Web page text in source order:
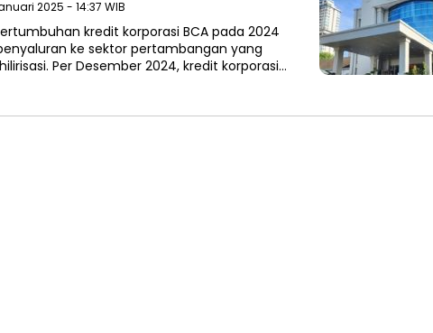
2025 - 14:37 WIB
Pertumbuhan kredit korporasi BCA pada 2024
ke sektor pertambangan yang
Per Desember 2024, kredit korporasi…